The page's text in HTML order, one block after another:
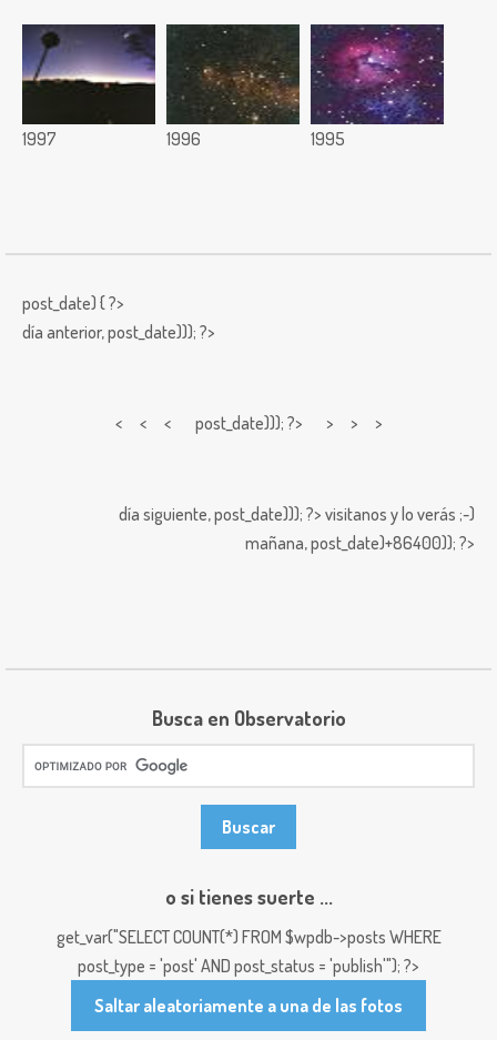
1997 1996 1995
post_date) { ?>
día anterior,post_date))); ?>
< < < post_date))); ?> > > >
día siguiente,post_date))); ?> visitanos y lo verás ;-)
mañana,post_date)+86400)); ?>
Busca en Observatorio
o si tienes suerte ...
get_var("SELECT COUNT(*) FROM $wpdb->posts WHERE
post_type = 'post' AND post_status = 'publish'"); ?>
Saltar aleatoriamente a una de las fotos